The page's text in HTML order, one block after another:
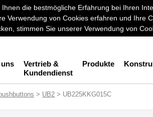
die bestmögliche Erfahrung bei Ihren
Verwendung von Cookies erfahren und Ihre
stimmen Sie unserer Verwendung von
Vertrieb &
Kundendienst
Produkte
> UB2 > UB225KKG015C